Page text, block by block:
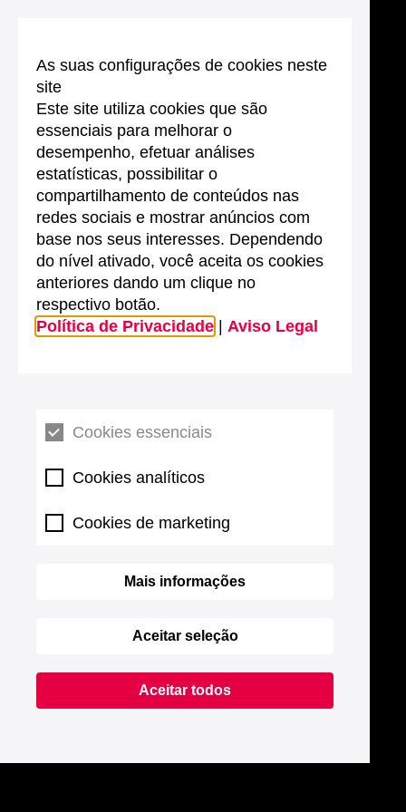
As suas configurações de cookies neste
site
Este site utiliza cookies que são
essenciais para melhorar o
desempenho, efetuar análises
estatísticas, possibilitar o
compartilhamento de conteúdos nas
redes sociais e mostrar anúncios com
base nos seus interesses. Dependendo
do nível ativado, você aceita os cookies
anteriores dando um clique no
respectivo botão.
Política de Privacidade
Aviso Legal
Cookies essenciais
Cookies analíticos
Cookies de marketing
Mais informações
Aceitar seleção
Aceitar todos